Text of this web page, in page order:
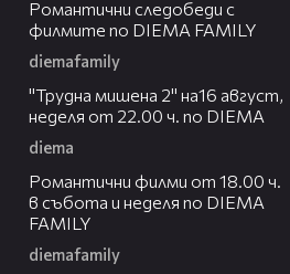
Романтични следобеди с
филмите по DIEMA FAMILY
diemafamily
"Трудна мишена 2" на16 август,
неделя от 22.00 ч. по DIEMA
diema
Романтични филми от 18.00 ч.
в събота и неделя по DIEMA
FAMILY
diemafamily